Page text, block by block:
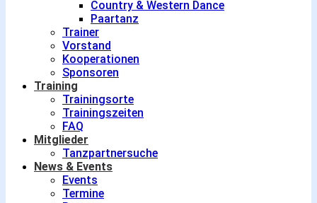
Country & Western Dance
Paartanz
Trainer
Vorstand
Kooperationen
Sponsoren
Training
Trainingsorte
Trainingszeiten
FAQ
Mitglieder
Tanzpartnersuche
News & Events
Events
Termine